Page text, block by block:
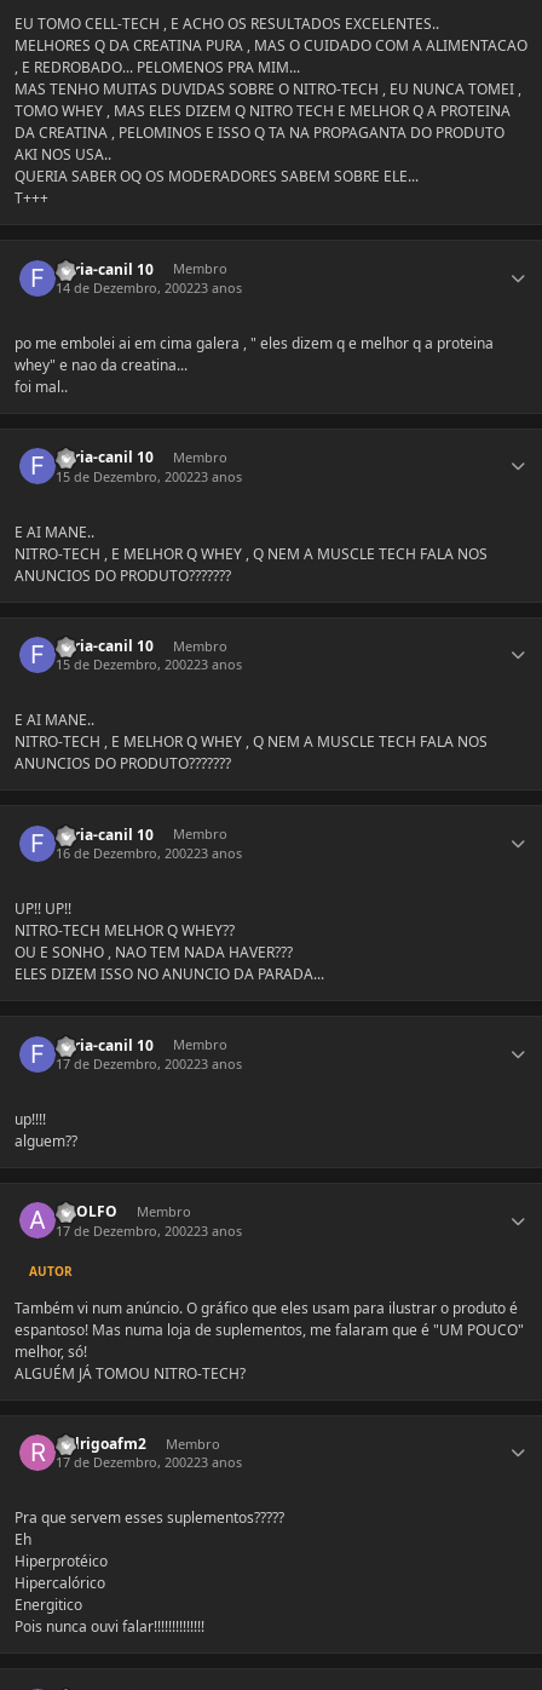
EU TOMO CELL-TECH , E ACHO OS RESULTADOS EXCELENTES..
MELHORES Q DA CREATINA PURA , MAS O CUIDADO COM A ALIMENTACAO
, E REDROBADO... PELOMENOS PRA MIM...
MAS TENHO MUITAS DUVIDAS SOBRE O NITRO-TECH , EU NUNCA TOMEI ,
TOMO WHEY , MAS ELES DIZEM Q NITRO TECH E MELHOR Q A PROTEINA
DA CREATINA , PELOMINOS E ISSO Q TA NA PROPAGANTA DO PRODUTO
AKI NOS USA..
QUERIA SABER OQ OS MODERADORES SABEM SOBRE ELE...
T+++
Furia-canil 10
Membro
14 de Dezembro, 200223 anos
po me embolei ai em cima galera , " eles dizem q e melhor q a proteina
whey" e nao da creatina...
foi mal..
Furia-canil 10
Membro
15 de Dezembro, 200223 anos
E AI MANE..
NITRO-TECH , E MELHOR Q WHEY , Q NEM A MUSCLE TECH FALA NOS
ANUNCIOS DO PRODUTO???????
Furia-canil 10
Membro
15 de Dezembro, 200223 anos
E AI MANE..
NITRO-TECH , E MELHOR Q WHEY , Q NEM A MUSCLE TECH FALA NOS
ANUNCIOS DO PRODUTO???????
Furia-canil 10
Membro
16 de Dezembro, 200223 anos
UP!! UP!!
NITRO-TECH MELHOR Q WHEY??
OU E SONHO , NAO TEM NADA HAVER???
ELES DIZEM ISSO NO ANUNCIO DA PARADA...
Furia-canil 10
Membro
17 de Dezembro, 200223 anos
up!!!!
alguem??
ADOLFO
Membro
17 de Dezembro, 200223 anos
AUTOR
Também vi num anúncio. O gráfico que eles usam para ilustrar o produto é
espantoso! Mas numa loja de suplementos, me falaram que é "UM POUCO"
melhor, só!
ALGUÉM JÁ TOMOU NITRO-TECH?
rodrigoafm2
Membro
17 de Dezembro, 200223 anos
Pra que servem esses suplementos?????
Eh
Hiperprotéico
Hipercalórico
Energitico
Pois nunca ouvi falar!!!!!!!!!!!!!!